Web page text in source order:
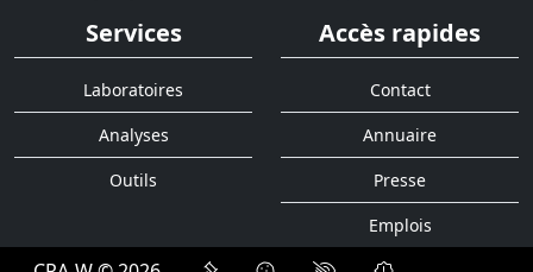
Services
Laboratoires
Analyses
Outils
Accès rapides
Contact
Annuaire
Presse
Emplois